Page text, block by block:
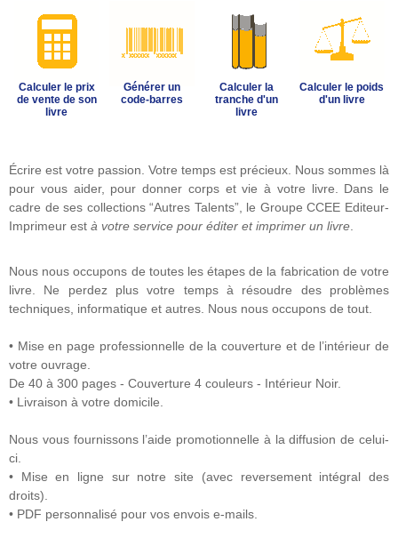
Calculer le prix
de vente de son
livre
Générer un
code-barres
Calculer la
tranche d'un
livre
Calculer le poids
d'un livre
Écrire est votre passion. Votre temps est précieux. Nous sommes là
pour vous aider, pour donner corps et vie à votre livre. Dans le
cadre de ses collections “Autres Talents”, le Groupe CCEE Editeur-
Imprimeur est à votre service pour éditer et imprimer un livre
Nous nous occupons de toutes les étapes de la fabrication de votre
livre. Ne perdez plus votre temps à résoudre des problèmes
techniques, informatique et autres. Nous nous occupons de tout.
• Mise en page professionnelle de la couverture et de l’intérieur de
votre ouvrage.
De 40 à 300 pages - Couverture 4 couleurs - Intérieur Noir.
• Livraison à votre domicile.
Nous vous fournissons l’aide promotionnelle à la diffusion de celui-
ci.
• Mise en ligne sur notre site (avec reversement intégral des
droits).
• PDF personnalisé pour vos envois e-mails.